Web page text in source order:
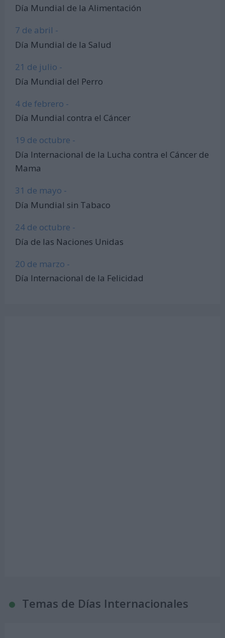
Día Mundial de la Alimentación
7 de abril -
Día Mundial de la Salud
21 de julio -
Día Mundial del Perro
4 de febrero -
Día Mundial contra el Cáncer
19 de octubre -
Día Internacional de la Lucha contra el Cáncer de
Mama
31 de mayo -
Día Mundial sin Tabaco
24 de octubre -
Día de las Naciones Unidas
20 de marzo -
Día Internacional de la Felicidad
Temas de Días Internacionales